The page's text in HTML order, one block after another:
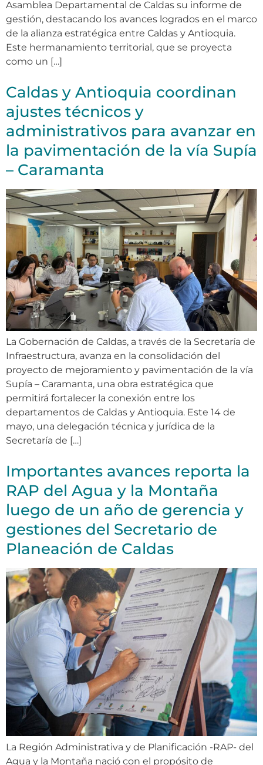
Asamblea Departamental de Caldas su informe de
gestión, destacando los avances logrados en el marco
de la alianza estratégica entre Caldas y Antioquia.
Este hermanamiento territorial, que se proyecta
como un […]
Caldas y Antioquia coordinan
ajustes técnicos y
administrativos para avanzar en
la pavimentación de la vía Supía
– Caramanta
La Gobernación de Caldas, a través de la Secretaría de
Infraestructura, avanza en la consolidación del
proyecto de mejoramiento y pavimentación de la vía
Supía – Caramanta, una obra estratégica que
permitirá fortalecer la conexión entre los
departamentos de Caldas y Antioquia. Este 14 de
mayo, una delegación técnica y jurídica de la
Secretaría de […]
Importantes avances reporta la
RAP del Agua y la Montaña
luego de un año de gerencia y
gestiones del Secretario de
Planeación de Caldas
La Región Administrativa y de Planificación -RAP- del
Agua y la Montaña nació con el propósito de